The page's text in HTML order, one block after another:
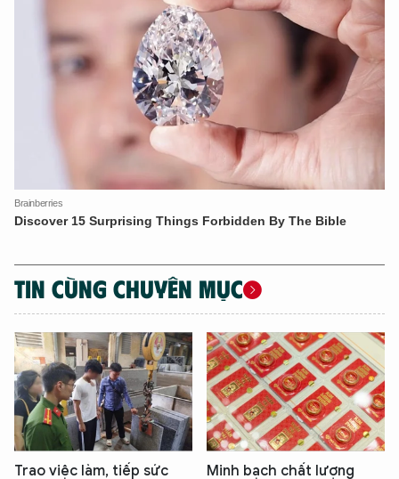
TIN CÙNG CHUYÊN MỤC
Trao việc làm, tiếp sức Minh bạch chất lượng